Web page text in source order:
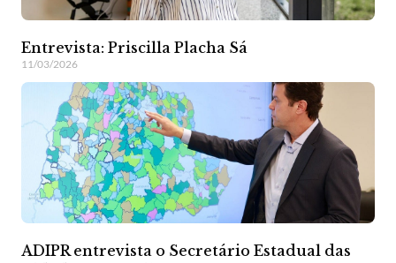
Entrevista: Priscilla Placha Sá
11/03/2026
ADIPR entrevista o Secretário Estadual das